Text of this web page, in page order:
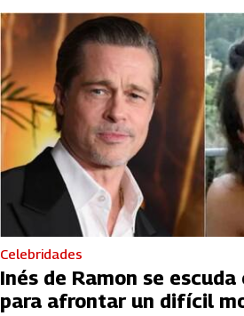
Celebridades
Inés de Ramon se
para afrontar un difícil